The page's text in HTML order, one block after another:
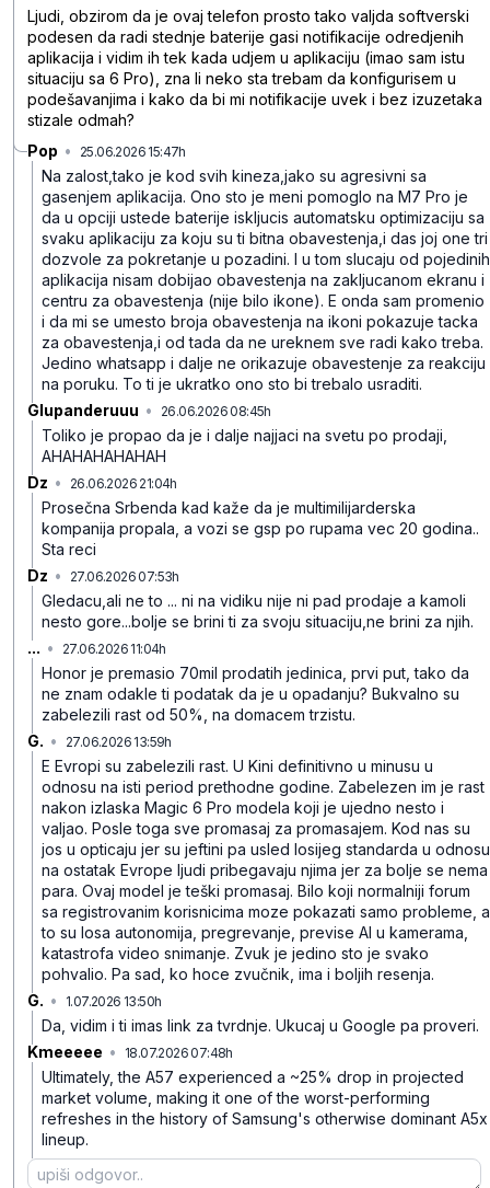
Ljudi, obzirom da je ovaj telefon prosto tako valjda softverski
podesen da radi stednje baterije gasi notifikacije odredjenih
aplikacija i vidim ih tek kada udjem u aplikaciju (imao sam istu
situaciju sa 6 Pro), zna li neko sta trebam da konfigurisem u
podešavanjima i kako da bi mi notifikacije uvek i bez izuzetaka
stizale odmah?
Pop • 25.06.2026 15:47h
Na zalost,tako je kod svih kineza,jako su agresivni sa
gasenjem aplikacija. Ono sto je meni pomoglo na M7 Pro je
da u opciji ustede baterije iskljucis automatsku optimizaciju sa
svaku aplikaciju za koju su ti bitna obavestenja,i das joj one tri
dozvole za pokretanje u pozadini. I u tom slucaju od pojedinih
aplikacija nisam dobijao obavestenja na zakljucanom ekranu i
centru za obavestenja (nije bilo ikone). E onda sam promenio
i da mi se umesto broja obavestenja na ikoni pokazuje tacka
za obavestenja,i od tada da ne ureknem sve radi kako treba.
Jedino whatsapp i dalje ne orikazuje obavestenje za reakciju
na poruku. To ti je ukratko ono sto bi trebalo usraditi.
Glupanderuuu • 26.06.2026 08:45h
Toliko je propao da je i dalje najjaci na svetu po prodaji,
AHAHAHAHAHAH
Dz • 26.06.2026 21:04h
Prosečna Srbenda kad kaže da je multimilijarderska
kompanija propala, a vozi se gsp po rupama vec 20 godina..
Sta reci
Dz • 27.06.2026 07:53h
Gledacu,ali ne to ... ni na vidiku nije ni pad prodaje a kamoli
nesto gore...bolje se brini ti za svoju situaciju,ne brini za njih.
... • 27.06.2026 11:04h
Honor je premasio 70mil prodatih jedinica, prvi put, tako da
ne znam odakle ti podatak da je u opadanju? Bukvalno su
zabelezili rast od 50%, na domacem trzistu.
G. • 27.06.2026 13:59h
E Evropi su zabelezili rast. U Kini definitivno u minusu u
odnosu na isti period prethodne godine. Zabelezen im je rast
nakon izlaska Magic 6 Pro modela koji je ujedno nesto i
valjao. Posle toga sve promasaj za promasajem. Kod nas su
jos u opticaju jer su jeftini pa usled losijeg standarda u odnosu
na ostatak Evrope ljudi pribegavaju njima jer za bolje se nema
para. Ovaj model je teški promasaj. Bilo koji normalniji forum
sa registrovanim korisnicima moze pokazati samo probleme, a
to su losa autonomija, pregrevanje, previse AI u kamerama,
katastrofa video snimanje. Zvuk je jedino sto je svako
pohvalio. Pa sad, ko hoce zvučnik, ima i boljih resenja.
G. • 1.07.2026 13:50h
Da, vidim i ti imas link za tvrdnje. Ukucaj u Google pa proveri.
Kmeeeee • 18.07.2026 07:48h
Ultimately, the A57 experienced a ~25% drop in projected
market volume, making it one of the worst-performing
refreshes in the history of Samsung's otherwise dominant A5x
lineup.